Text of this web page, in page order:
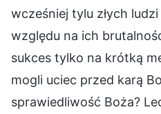
wcześniej tylu złych
względu na ich
sukces tylko na krótką
mogli uciec przed karą
sprawiedliwość Boża?